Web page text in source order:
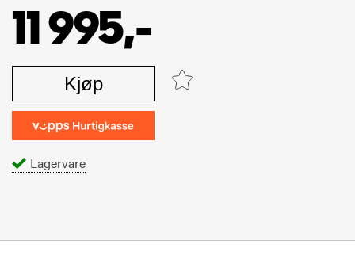
11 995,-
Kjøp
Lagervare